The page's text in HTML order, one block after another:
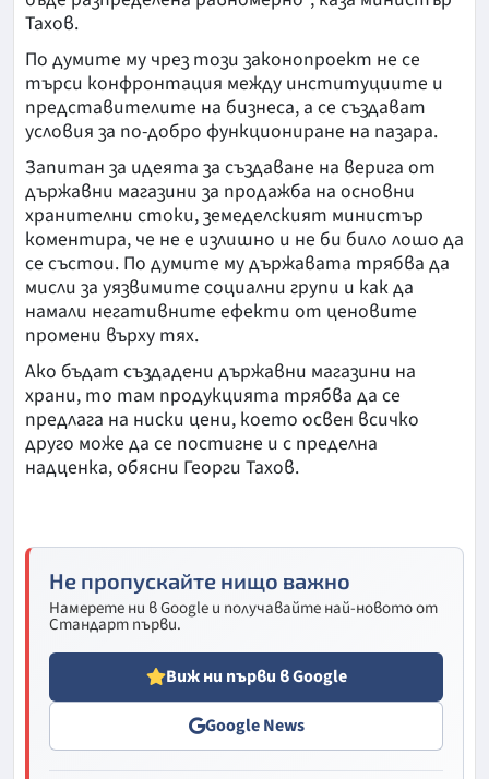
Тахов.
По думите му чрез този законопроект не се
търси конфронтация между институциите и
представителите на бизнеса, а се създават
условия за по-добро функциониране на пазара.
Запитан за идеята за създаване на верига от
държавни магазини за продажба на основни
хранителни стоки, земеделският министър
коментира, че не е излишно и не би било лошо да
се състои. По думите му държавата трябва да
мисли за уязвимите социални групи и как да
намали негативните ефекти от ценовите
промени върху тях.
Ако бъдат създадени държавни магазини на
храни, то там продукцията трябва да се
предлага на ниски цени, което освен всичко
друго може да се постигне и с пределна
надценка, обясни Георги Тахов.
Не пропускайте нищо важно
Намерете ни в Google и получавайте най-новото от
Стандарт първи.
Виж ни първи в Google
Google News